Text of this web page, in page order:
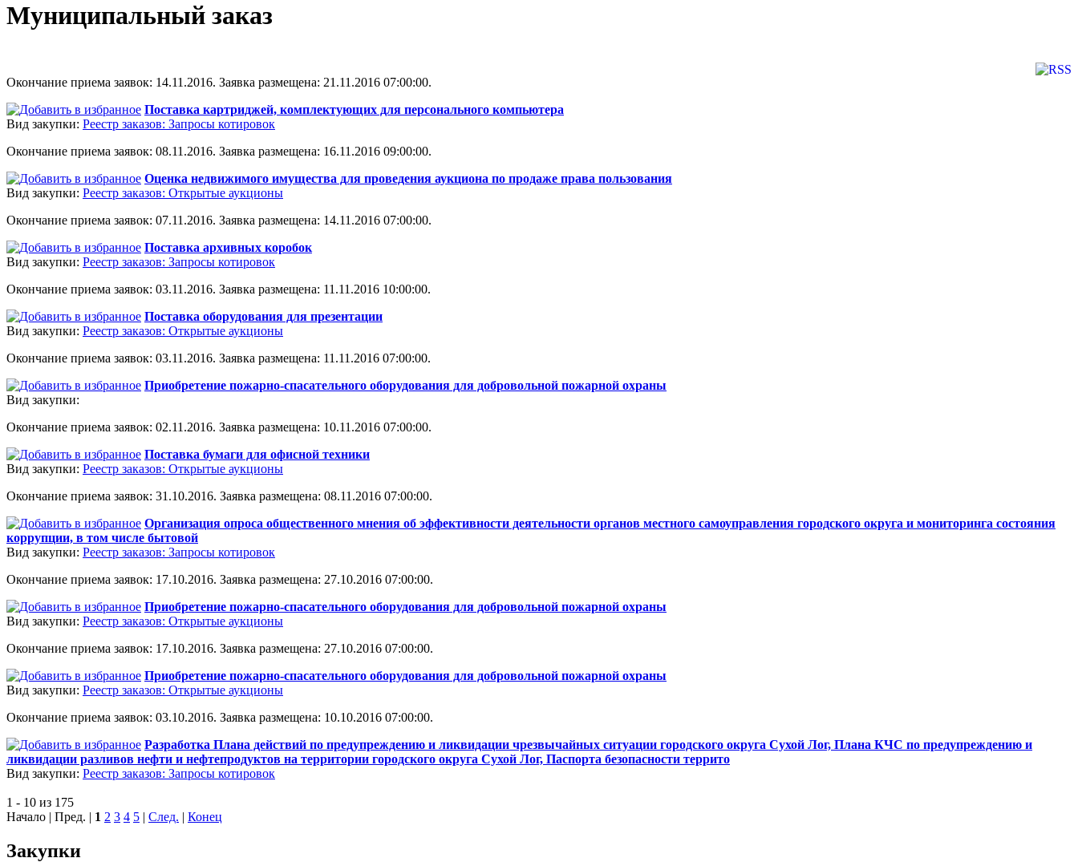
Муниципальный заказ
Окончание приема заявок: 14.11.2016. Заявка размещена: 21.11.2016 07:00:00.
Поставка картриджей, комплектующих для персонального компьютера
Вид закупки: Реестр заказов: Запросы котировок
Окончание приема заявок: 08.11.2016. Заявка размещена: 16.11.2016 09:00:00.
Оценка недвижимого имущества для проведения аукциона по продаже права пользования
Вид закупки: Реестр заказов: Открытые аукционы
Окончание приема заявок: 07.11.2016. Заявка размещена: 14.11.2016 07:00:00.
Поставка архивных коробок
Вид закупки: Реестр заказов: Запросы котировок
Окончание приема заявок: 03.11.2016. Заявка размещена: 11.11.2016 10:00:00.
Поставка оборудования для презентации
Вид закупки: Реестр заказов: Открытые аукционы
Окончание приема заявок: 03.11.2016. Заявка размещена: 11.11.2016 07:00:00.
Приобретение пожарно-спасательного оборудования для добровольной пожарной охраны
Вид закупки:
Окончание приема заявок: 02.11.2016. Заявка размещена: 10.11.2016 07:00:00.
Поставка бумаги для офисной техники
Вид закупки: Реестр заказов: Открытые аукционы
Окончание приема заявок: 31.10.2016. Заявка размещена: 08.11.2016 07:00:00.
Организация опроса общественного мнения об эффективности деятельности органов местного самоуправления городского округа и мониторинга состояния
коррупции, в том числе бытовой
Вид закупки: Реестр заказов: Запросы котировок
Окончание приема заявок: 17.10.2016. Заявка размещена: 27.10.2016 07:00:00.
Приобретение пожарно-спасательного оборудования для добровольной пожарной охраны
Вид закупки: Реестр заказов: Открытые аукционы
Окончание приема заявок: 17.10.2016. Заявка размещена: 27.10.2016 07:00:00.
Приобретение пожарно-спасательного оборудования для добровольной пожарной охраны
Вид закупки: Реестр заказов: Открытые аукционы
Окончание приема заявок: 03.10.2016. Заявка размещена: 10.10.2016 07:00:00.
Разработка Плана действий по предупреждению и ликвидации чрезвычайных ситуации городского округа Сухой Лог, Плана КЧС по предупреждению и
ликвидации разливов нефти и нефтепродуктов на территории городского округа Сухой Лог, Паспорта безопасности террито
Вид закупки: Реестр заказов: Запросы котировок
1 - 10 из 175
Начало | Пред. | 1 2 3 4 5 | След. | Конец
Закупки